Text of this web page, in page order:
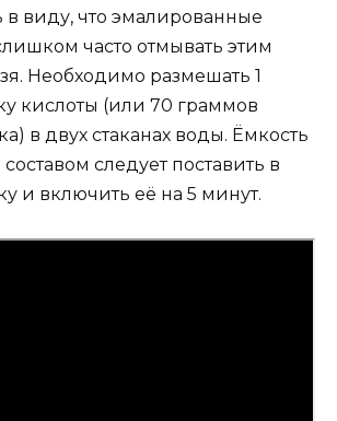
в виду, что эмалированные
часто отмывать этим
Необходимо размешать 1
кислоты (или 70 граммов
в двух стаканах воды. Ёмкость
следует поставить в
и включить её на 5 минут.